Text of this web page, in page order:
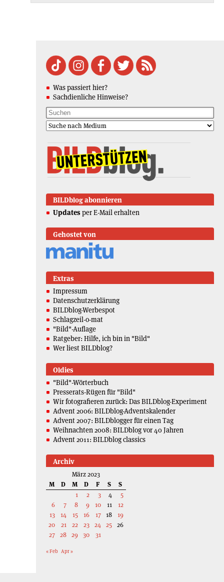
Was passiert hier?
Sachdienliche Hinweise?
BILDblog abonnieren
Updates per E-Mail erhalten
Gehostet von
Extras
Impressum
Datenschutzerklärung
BILDblog-Werbespot
Schlagzeil-o-mat
"Bild"-Auflage
Ratgeber: Hilfe, ich bin in "Bild"
Wer liest BILDblog?
Oldies
"Bild"-Wörterbuch
Presserats-Rügen für "Bild"
Wir fotografieren zurück: Das BILDblog-Experiment
Advent 2006: BILDblog-Adventskalender
Advent 2007: BILDblogger für einen Tag
Weihnachten 2008: BILDblog vor 40 Jahren
Advent 2011: BILDblog classics
Archiv
März 2023
M
D M D F S
S
1
2 3 4
5
6
7 8 9 10 11
12
13
14 15 16 17 18
19
20
21 22 23 24 25 26
27 28 29 30 31
« Feb Apr »